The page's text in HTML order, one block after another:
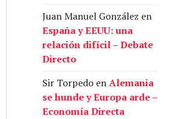
Juan Manuel González en
España y EEUU: una
relación difícil – Debate
Directo
Sir Torpedo enAlemania
se hunde y Europa arde –
Economía Directa